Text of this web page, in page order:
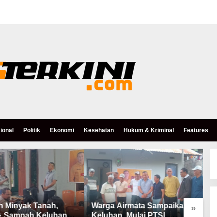
Politik Ekonomi Kesehatan Hukum & Kriminal Features
»
Minyak Tanah,
Warga Airmata Sampaikan